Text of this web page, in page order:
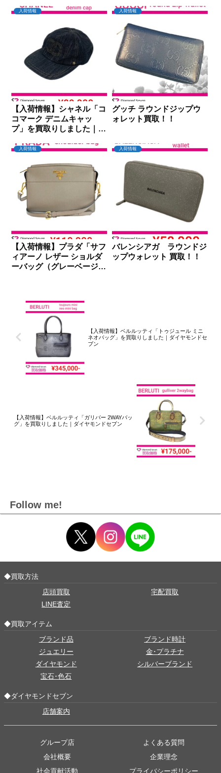
入荷情報
【入荷情報】シャネル「コ
コマーク デニムキャッ
プ」を買取りしました｜ダ
入荷情報
グッチ ラウンドジップウ
ォレット買取！！
入荷情報
【入荷情報】プラダ「サフ
ィアーノ レザー ショルダ
ーバッグ（グレーベージ
入荷情報
バレンシアガ ラウンドジ
ップウォレット 買取！！
【入荷情報】ベルルッティ「トゥジュール ミニ
ネオバッグ」を買取りしました｜ダイヤモンドセ
ブン
【入荷情報】ベルルッティ「ガリバー 2WAYバッ
グ」を買取りしました｜ダイヤモンドセブン
Follow me!
◆買取方法
店頭買取
宅配買取
LINE査定
◆買取アイテム
ブランド品
ブランド時計
ジュエリー
金･プラチナ
ダイヤモンド
シルバーブランド
宝石･色石
◆ダイヤモンドセブン
店舗案内
グループ店
よくある質問
会社概要
企業理念
社会貢献活動
プライバシーポリシー